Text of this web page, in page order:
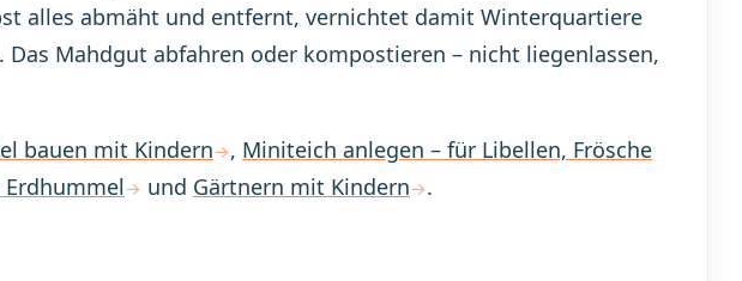
alles abmäht und entfernt, vernichtet damit Winterquartiere
Mahdgut abfahren oder kompostieren – nicht liegenlassen,
bauen mit Kindern , Miniteich anlegen – für Libellen, Frösche
und Gärtnern mit Kindern .